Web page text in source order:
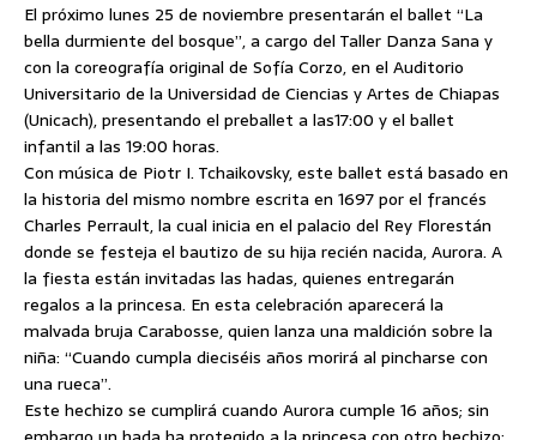
El próximo lunes 25 de noviembre presentarán el ballet “La
bella durmiente del bosque”, a cargo del Taller Danza Sana y
con la coreografía original de Sofía Corzo, en el Auditorio
Universitario de la Universidad de Ciencias y Artes de Chiapas
(Unicach), presentando el preballet a las17:00 y el ballet
infantil a las 19:00 horas.
Con música de Piotr I. Tchaikovsky, este ballet está basado en
la historia del mismo nombre escrita en 1697 por el francés
Charles Perrault,la cual inicia en el palacio del Rey Florestán
donde se festeja el bautizo de su hija recién nacida, Aurora. A
la fiesta están invitadas las hadas, quienes entregarán
regalos a la princesa. En esta celebración aparecerá la
malvada bruja Carabosse, quien lanza una maldición sobre la
niña: “Cuando cumpla dieciséis años morirá al pincharse con
una rueca”.
Este hechizo se cumplirá cuando Aurora cumple 16 años; sin